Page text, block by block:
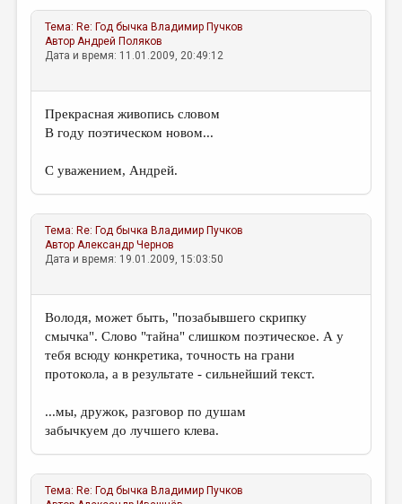
Тема: Re: Год бычка Владимир Пучков
АвторАндрей Поляков
Дата и время: 11.01.2009, 20:49:12
Прекрасная живопись словом
В году поэтическом новом...
С уважением, Андрей.
Тема: Re: Год бычка Владимир Пучков
АвторАлександр Чернов
Дата и время: 19.01.2009, 15:03:50
Володя, может быть, "позабывшего скрипку
смычка". Слово "тайна" слишком поэтическое. А у
тебя всюду конкретика, точность на грани
протокола, а в результате - сильнейший текст.
...мы, дружок, разговор по душам
забычкуем до лучшего клева.
Тема: Re: Год бычка Владимир Пучков